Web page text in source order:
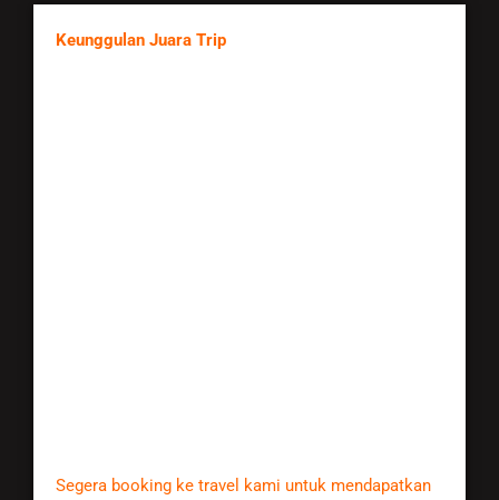
Keunggulan Juara Trip
Segera booking ke travel kami untuk mendapatkan